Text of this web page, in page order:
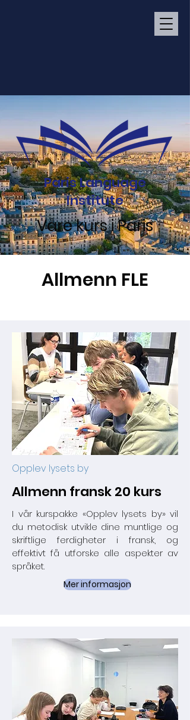
Paris Language
Institute
Våre kurs i Paris
Allmenn FLE
Opplev lysets by
Allmenn fransk 20 kurs
I vår kurspakke «Opplev lysets by» vil
du metodisk utvikle dine muntlige og
skriftlige ferdigheter i fransk, og
effektivt få utforske alle aspekter av
språket.
Mer informasjon